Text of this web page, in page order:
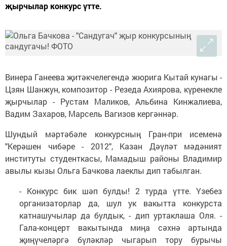
җырчылар конкурс үтте.
Винера Ганеева җитәкчелегендә жюрига Кытай кунагы -
Цзян Шанжун, композитор - Резеда Ахиярова, күренекле
җырчылар - Рустам Маликов, Альбина Кинжалиева,
Вадим Захаров, Марсель Вагизов кергәннәр.
Шундый мәртәбәле конкурсның Гран-при исеменә
"Керәшен чибәре - 2012", Казан Дәүләт мәдәният
институты студенткасы, Мамадыш районы Владимир
авылы кызы Ольга Бачкова лаеклы дип табылган.
- Конкурс бик шәп булды! 2 турда үтте. Үзебез
организаторлар да, шул ук вакытта конкурста
катнашучылар да булдык, - дип уртаклаша Оля. -
Гала-концерт вакытында миңа сәхнә артында
җиңүчеләргә бүләкләр чыгарып тору бурычы